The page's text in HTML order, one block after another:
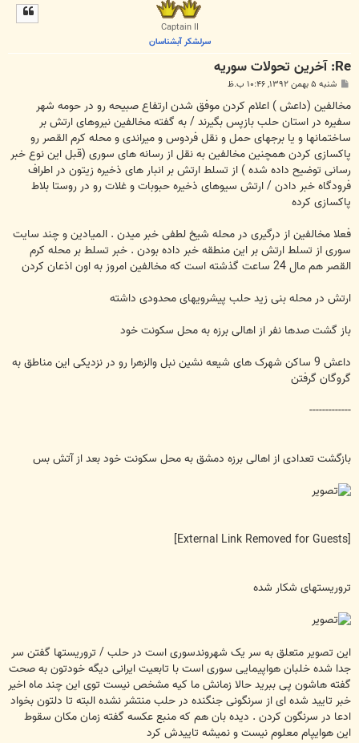
Captain II
سرلشکر آبشناسان
Re: آخرين تحولات سوريه
پ
ت
شنبه ۵ بهمن ۱۳۹۲, ۱۰:۴۶ ب.ظ
مخالفین (داعش ) اعلام کردن موفق شدن ارتفاع صبیحه رو در حومه شهر
سفیره در استان حلب بازپس بگیرند / به گفته مخالفین نیروهای ارتش بر
ساختمانها و یا برجهای حمل و نقل فردوس و میراندی و محله کرم القصر رو
پاکسازی کردن همچنین مخالفین به نقل از رسانه های سوری (قبل این نوع خبر
رسانی توضیح داده شده ) از تسلط ارتش بر انبار های ذخیره زیتون در اطراف
فرودگاه خبر دادن / ارتش سیوهای ذخیره حبوبات و غلات رو در روستا بلاط
پاکسازی کرده
فعلا مخالفین از درگیری در محله شیخ لطفی خبر میدن . المیادین و چند سایت
سوری از تسلط ارتش بر این منطقه خبر داده بودن . خبر تسلط بر محله کرم
القصر هم مال 24 ساعت گذشته است که مخالفین امروز به اون اذعان کردن
ارتش در محله بنی زید حلب پیشرویهای محدودی داشته
باز گشت صدها نفر از اهالی برزه به محل سکونت خود
داعش 9 ساکن شهرک های شیعه نشین نبل والزهرا رو در نزدیکی این مناطق به
گروگان گرفتن
-------------
بازگشت تعدادی از اهالی برزه دمشق به محل سکونت خود بعد از آتش بس
تروریستهای شکار شده
این تصویر متعلق به سر یک شهروندسوری است در حلب / تروریستها گفتن سر
جدا شده خلبان هواپیمایی سوری است با تابعیت ایرانی دیگه خودتون به صحت
گفته هاشون پی ببرید حالا زمانش ما کیه مشخص نیست توی این چند ماه اخیر
خبر تایید شده ای از سرنگونی جنگنده در حلب منتشر نشده البته تا دلتون بخواد
ادعا در سرنگون کردن . دیده بان هم که منبع عکسه گفته زمان مکان سقوط
این هوایپام معلوم نیست و نمیشه تاییدش کرد